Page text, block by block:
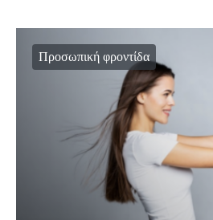
Προσωπική φροντίδα